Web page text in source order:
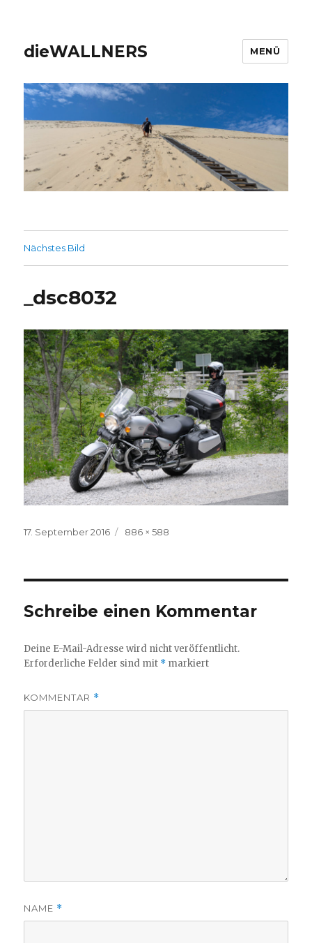
dieWALLNERS MENÜ
Nächstes Bild
_dsc8032
Veröffentlicht
17. September 2016
Volle
886 × 588
Schreibe einen Kommentar
Deine E-Mail-Adresse wird nicht veröffentlicht.
Erforderliche Felder sind mit * markiert
KOMMENTAR *
NAME *